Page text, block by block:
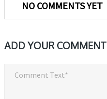
NO COMMENTS YET
ADD YOUR COMMENT